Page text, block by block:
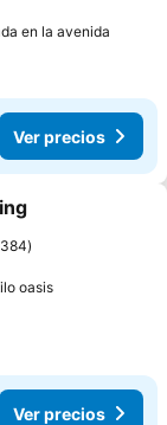
en la avenida
Ver precios
oasis
Ver precios